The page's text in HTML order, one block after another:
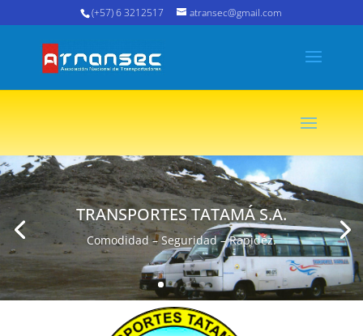
(+57) 6 3212517 atransec@gmail.com
TRANSPORTES TATAMÁ S.A.
Comodidad – Seguridad – Rapidéz.